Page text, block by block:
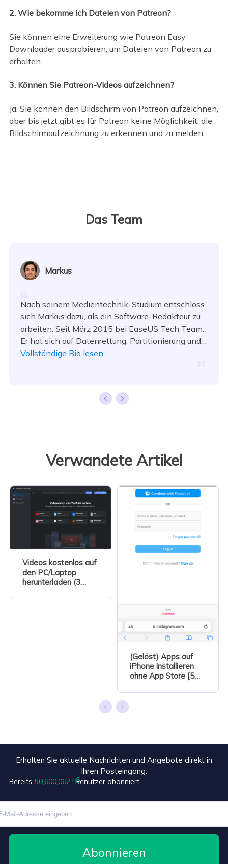
2. Wie bekomme ich Dateien von Patreon?
Sie können eine Erweiterung wie Patreon Easy
Downloader ausprobieren, um Dateien von Patreon zu
erhalten.
3. Können Sie Patreon-Videos aufzeichnen?
Ja, Sie können den Bildschirm von Patreon aufzeichnen,
aber bis jetzt gibt es für Patreon keine Möglichkeit, die
Bildschirmaufzeichnung zu erkennen und zu melden.
Das Team
Markus
Nach seinem Medientechnik-Studium entschloss
sich Markus dazu, als ein Software-Redakteur zu
arbeiten. Seit März 2015 bei EaseUS Tech Team.
Er hat sich auf Datenrettung, Partitionierung und
Datensicherung spezialisiert.…
Vollständige Bio lesen
Verwandete Artikel
Videos kostenlos auf
den PC/Laptop
herunterladen (3
(Gelöst) Apps auf
iPhone installieren
ohne App Store [5
Erhalten Sie aktuelle Nachrichten und Angebote direkt in
Ihren Posteingang.
Bereits 50,600,062 Benutzer abonniert.
Abonnieren
+6